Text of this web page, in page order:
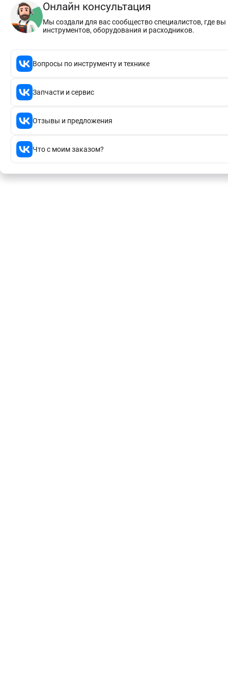
Онлайн консультация
Мы создали для вас сообщество специалистов, где
инструментов, оборудования и расходников.
Вопросы по инструменту и технике
Запчасти и сервис
Отзывы и предложения
Что с моим заказом?